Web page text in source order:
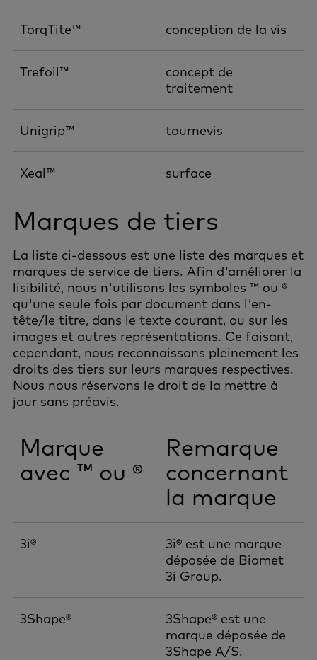
TorqTite™ conception de la vis
Trefoil™
concept de
traitement
Unigrip™ tournevis
Xeal™ surface
Marques de tiers
La liste ci-dessous est une liste des marques et
marques de service de tiers. Afin d'améliorer la
lisibilité, nous n'utilisons les symboles ™ ou ®
qu'une seule fois par document dans l'en-
tête/le titre, dans le texte courant, ou sur les
images et autres représentations. Ce faisant,
cependant, nous reconnaissons pleinement les
droits des tiers sur leurs marques respectives.
Nous nous réservons le droit de la mettre à
jour sans préavis.
Marque
avec ™ ou ®
Remarque
concernant
la marque
3i®
3i® est une marque
déposée de Biomet
3i Group.
3Shape®
3Shape® est une
marque déposée de
3Shape A/S.